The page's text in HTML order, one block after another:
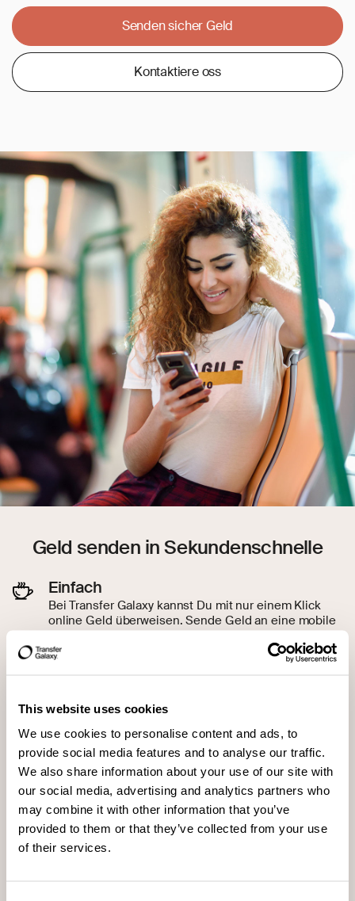
This website uses cookies
We use cookies to personalise content and ads, to
provide social media features and to analyse our traffic.
We also share information about your use of our site with
our social media, advertising and analytics partners who
may combine it with other information that you’ve
provided to them or that they’ve collected from your use
of their services.
Senden sicher Geld
Kontaktiere oss
Geld senden in Sekundenschnelle
Einfach
Bei Transfer Galaxy kannst Du mit nur einem Klick
online Geld überweisen. Sende Geld an eine mobile
Ländern. Wenn Du Hilfe benötigst, kannst Du uns
Zu jeder Zeit. Rund um die Uhr. In Sekundenschnelle.
Und mit den Transfer Galaxy SMS-
Benachrichtigungen weißt du immer, wo dein Geld
gerade ist.
Niedrige Gebühren
Jeder gesparte Cent kommt deinen geliebten
Menschen zugute. Die garantierten Wechselkurse für
Überweisungen stellen sicher, dass Du bei Transfer
Galaxy nicht zu viel Geld bezahlst.